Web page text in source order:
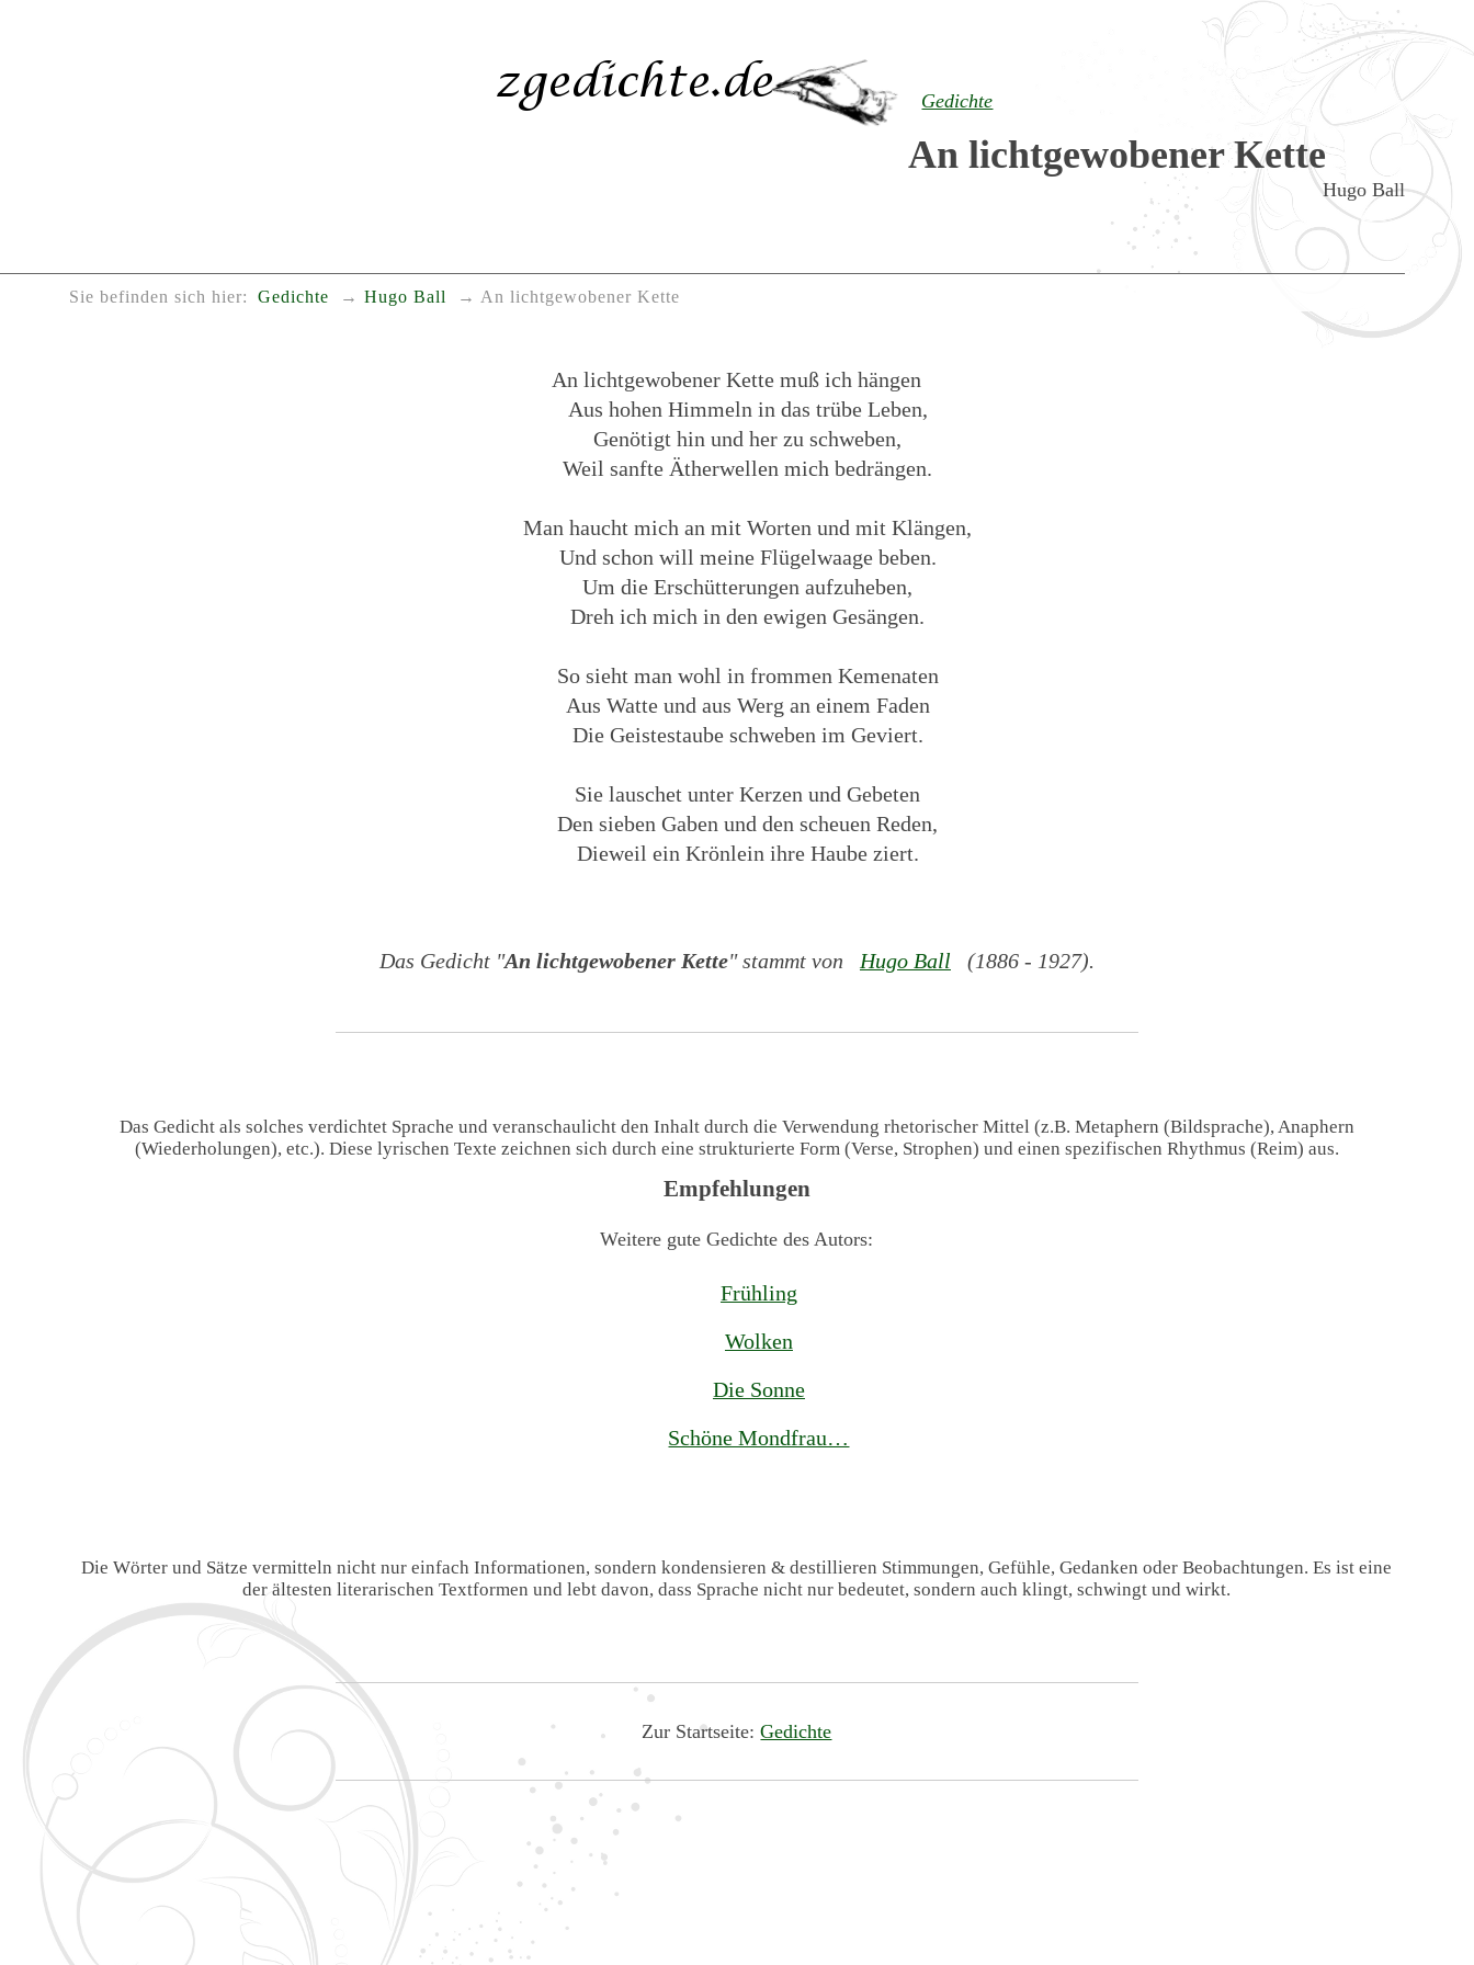
Gedichte
An lichtgewobener Kette
Hugo Ball
Sie befinden sich hier: Gedichte Hugo Ball An lichtgewobener Kette
An lichtgewobener Kette muß ich hängen
Aus hohen Himmeln in das trübe Leben,
Genötigt hin und her zu schweben,
Weil sanfte Ätherwellen mich bedrängen.
Man haucht mich an mit Worten und mit Klängen,
Und schon will meine Flügelwaage beben.
Um die Erschütterungen aufzuheben,
Dreh ich mich in den ewigen Gesängen.
So sieht man wohl in frommen Kemenaten
Aus Watte und aus Werg an einem Faden
Die Geistestaube schweben im Geviert.
Sie lauschet unter Kerzen und Gebeten
Den sieben Gaben und den scheuen Reden,
Dieweil ein Krönlein ihre Haube ziert.
Das Gedicht "An lichtgewobener Kette" stammt von Hugo Ball (1886 - 1927).
Das Gedicht als solches verdichtet Sprache und veranschaulicht den Inhalt durch die Verwendung rhetorischer Mittel (z.B. Metaphern (Bildsprache), Anaphern
(Wiederholungen), etc.). Diese lyrischen Texte zeichnen sich durch eine strukturierte Form (Verse, Strophen) und einen spezifischen Rhythmus (Reim) aus.
Empfehlungen
Weitere gute Gedichte des Autors:
Frühling
Wolken
Die Sonne
Schöne Mondfrau…
Die Wörter und Sätze vermitteln nicht nur einfach Informationen, sondern kondensieren & destillieren Stimmungen, Gefühle, Gedanken oder Beobachtungen. Es ist eine
der ältesten literarischen Textformen und lebt davon, dass Sprache nicht nur bedeutet, sondern auch klingt, schwingt und wirkt.
Zur Startseite:Gedichte